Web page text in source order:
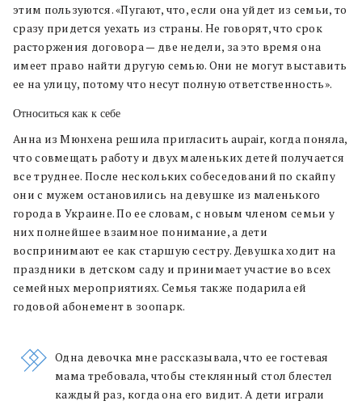
этим пользуются. «Пугают, что, если она уйдет из семьи, то
сразу придется уехать из страны. Не говорят, что срок
расторжения договора — две недели, за это время она
имеет право найти другую семью. Они не могут выставить
ее на улицу, потому что несут полную ответственность».
Относиться как к себе
Анна из Мюнхена решила пригласить aupair, когда поняла,
что совмещать работу и двух маленьких детей получается
все труднее. После нескольких собеседований по скайпу
они с мужем остановились на девушке из маленького
города в Украине. По ее словам, с новым членом семьи у
них полнейшее взаимное понимание, а дети
воспринимают ее как старшую сестру. Девушка ходит на
праздники в детском саду и принимает участие во всех
семейных мероприятиях. Семья также подарила ей
годовой абонемент в зоопарк.
Одна девочка мне рассказывала, что ее гостевая
мама требовала, чтобы стеклянный стол блестел
каждый раз, когда она его видит. А дети играли